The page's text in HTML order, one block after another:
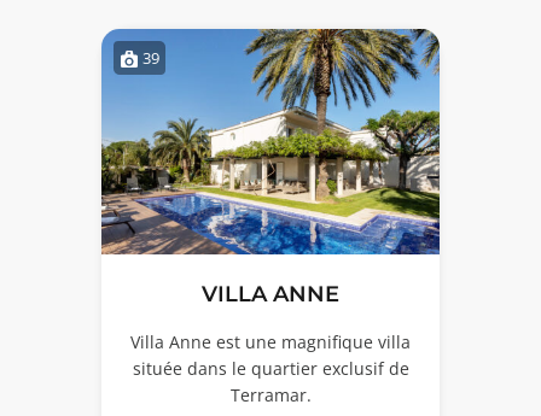
39
VILLA ANNE
Villa Anne est une magnifique villa
située dans le quartier exclusif de
Terramar.